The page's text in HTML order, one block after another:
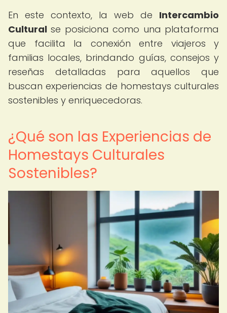
En este contexto, la web de Intercambio
Cultural se posiciona como una plataforma
que facilita la conexión entre viajeros y
familias locales, brindando guías, consejos y
reseñas detalladas para aquellos que
buscan experiencias de homestays culturales
sostenibles y enriquecedoras.
¿Qué son las Experiencias de
Homestays Culturales
Sostenibles?